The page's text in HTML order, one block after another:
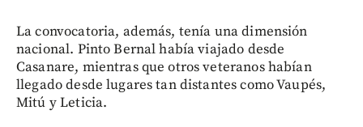
La convocatoria, además, tenía una dimensión
nacional. Pinto Bernal había viajado desde
Casanare, mientras que otros veteranos habían
llegado desde lugares tan distantes como Vaupés,
Mitú y Leticia.